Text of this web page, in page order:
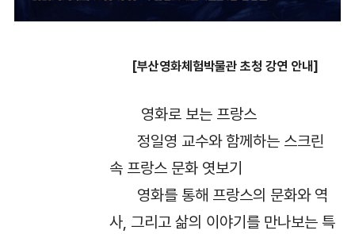
[부산영화체험박물관 초청 강연 안내]
영화로 보는 프랑스
정일영 교수와 함께하는 스크린
속 프랑스 문화 엿보기
영화를 통해 프랑스의 문화와 역
사, 그리고 삶의 이야기를 만나보는 특